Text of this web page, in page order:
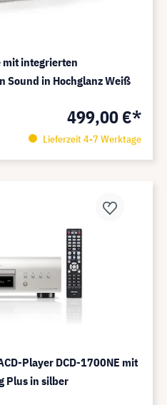
mit integrierten
Sound in Hochglanz Weiß
499,00 €*
Lieferzeit 4-7 Werktage
Player DCD-1700NE mit
Plus in silber